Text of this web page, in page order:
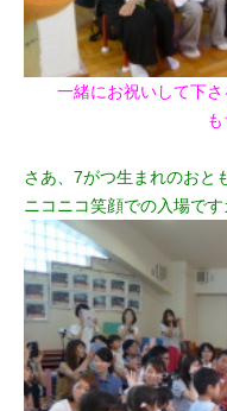
一緒にお祝いして下さ
もちろん準
さあ、7がつ生まれのおと
ニコニコ笑顔での入場です